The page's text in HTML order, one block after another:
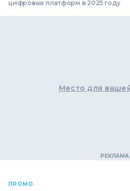
цифровых платформ в 2025 году
Место для
ПРОМО